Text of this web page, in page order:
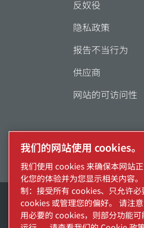
反奴役
隐私政策
报告不当行为
供应商
网站的可访问性
探索阿特拉斯·科
Atlas Copco Group
我们的网站使用 cookies。
我们使用 cookies 来确保本网站
化您的体验并为您显示相关内容
制：接受所有 cookies、只允许必
cookies 或管理您的偏好。 请注
用必要的 cookies，则部分功能可